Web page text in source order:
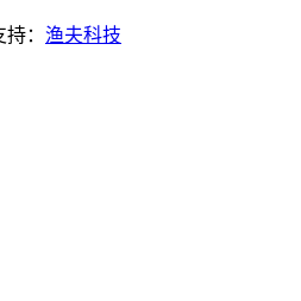
： 渔夫科技